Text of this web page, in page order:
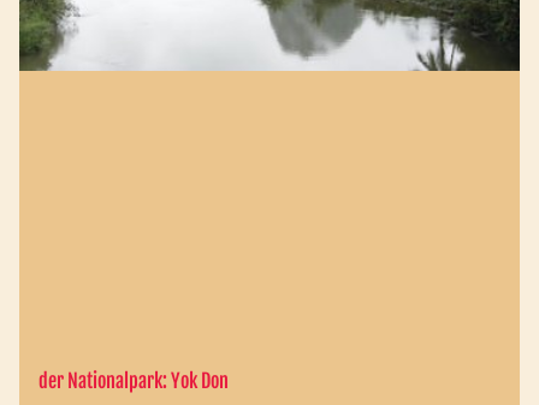
der Nationalpark: Yok Don